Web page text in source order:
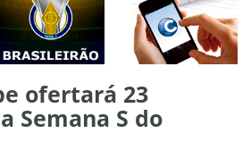
ofertará 23
Semana S do